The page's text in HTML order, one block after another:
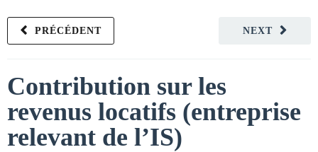
NEXT
PRÉCÉDENT
Contribution sur les
revenus locatifs (entreprise
relevant de l’IS)